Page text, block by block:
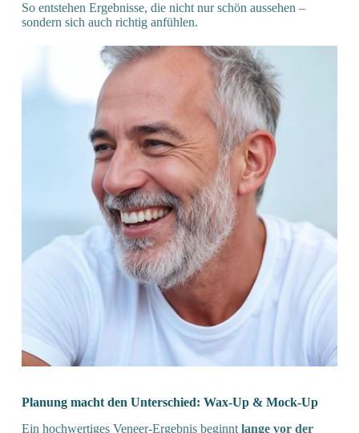
So entstehen Ergebnisse, die nicht nur schön aussehen –
sondern sich auch richtig anfühlen.
Planung macht den Unterschied: Wax-Up & Mock-Up
Ein hochwertiges Veneer-Ergebnis beginnt lange vor der